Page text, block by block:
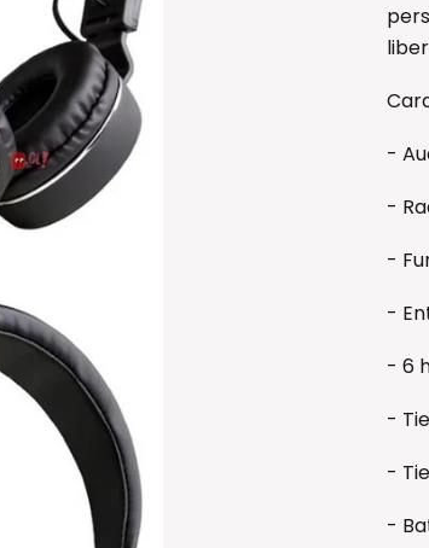
-
-
-
-
- 6
-
-
-